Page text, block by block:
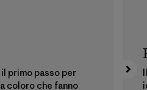
primo passo per
coloro che fanno